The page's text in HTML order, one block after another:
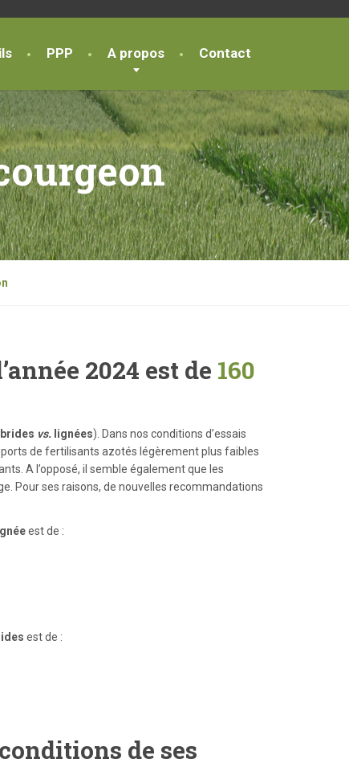
PPP A propos Contact
2024 est de 160
vs. lignées). Dans nos conditions d’essais
de fertilisants azotés légèrement plus faibles
A l’opposé, il semble également que les
Pour ses raisons, de nouvelles recommandations
est de :
est de :
de ses